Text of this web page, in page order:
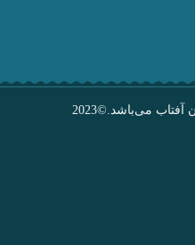
می‌باشد.©2023